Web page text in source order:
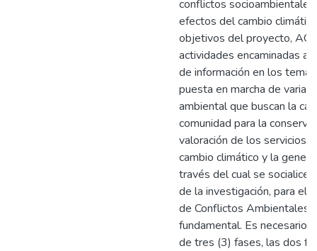
conflictos
efectos del cambio
objetivos del proyecto,
actividades encaminadas a
de información en los
puesta en marcha de
ambiental que buscan la
comunidad para la
valoración de los servicios
cambio climático y la
través del cual se socialice
de la investigación, para
de Conflictos Ambientales
fundamental. Es necesario
de tres (3) fases, las dos